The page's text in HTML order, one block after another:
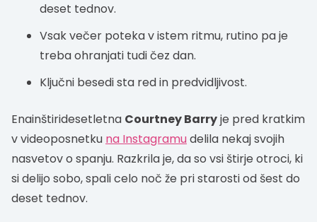
deset tednov.
Vsak večer poteka v istem ritmu, rutino pa je
treba ohranjati tudi čez dan.
Ključni besedi sta red in predvidljivost.
Enainštiridesetletna Courtney Barryje pred kratkim
v videoposnetku na Instagramudelila nekaj svojih
nasvetov o spanju. Razkrila je, da so vsi štirje otroci, ki
si delijo sobo, spali celo noč že pri starosti od šest do
deset tednov.